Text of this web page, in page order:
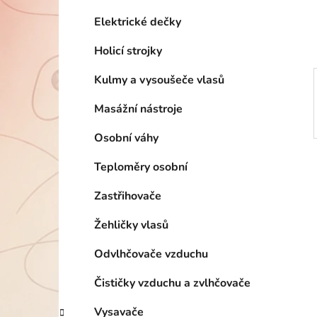
p
n
e
l
Elektrické dečky
Holicí strojky
Kulmy a vysoušeče vlasů
Masážní nástroje
Osobní váhy
Teploměry osobní
Zastřihovače
Žehličky vlasů
Odvlhčovače vzduchu
Čističky vzduchu a zvlhčovače
Vysavače